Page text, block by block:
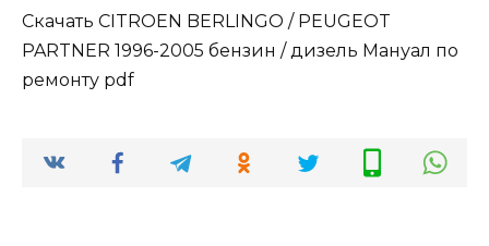
Скачать CITROEN BERLINGO / PEUGEOT
PARTNER 1996-2005 бензин / дизель Мануал по
ремонту pdf